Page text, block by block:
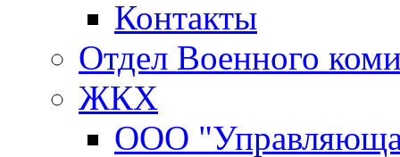
Контакты
Отдел Военного
ЖКХ
ООО